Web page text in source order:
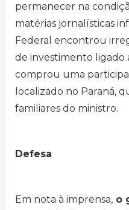
permanecer na
matérias jornalísticas
Federal encontrou
de investimento ligado
comprou uma
localizado no Paraná,
familiares do ministro.
Defesa
Em nota à imprensa, o